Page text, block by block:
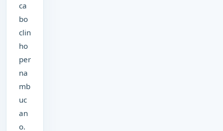
ca
bo
clin
ho
per
na
mb
uc
an
o.